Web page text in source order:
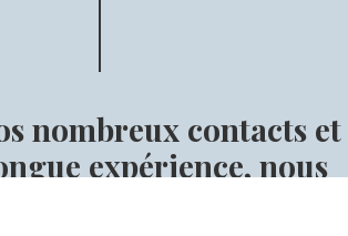
nombreux contacts et
expérience, nous